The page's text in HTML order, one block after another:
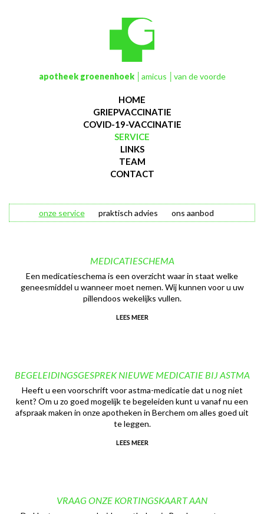
apotheek groenenhoek│amicus │van de voorde
HOME
GRIEPVACCINATIE
COVID-19-VACCINATIE
SERVICE
LINKS
TEAM
CONTACT
onze service praktisch advies ons aanbod
MEDICATIESCHEMA
Een medicatieschema is een overzicht waar in staat welke
geneesmiddel u wanneer moet nemen. Wij kunnen voor u uw
pillendoos wekelijks vullen.
LEES MEER
BEGELEIDINGSGESPREK NIEUWE MEDICATIE BIJ ASTMA
Heeft u een voorschrift voor astma-medicatie dat u nog niet
kent? Om u zo goed mogelijk te begeleiden kunt u vanaf nu een
afspraak maken in onze apotheken in Berchem om alles goed uit
te leggen.
LEES MEER
VRAAG ONZE KORTINGSKAART AAN